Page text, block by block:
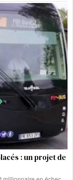
: un projet de